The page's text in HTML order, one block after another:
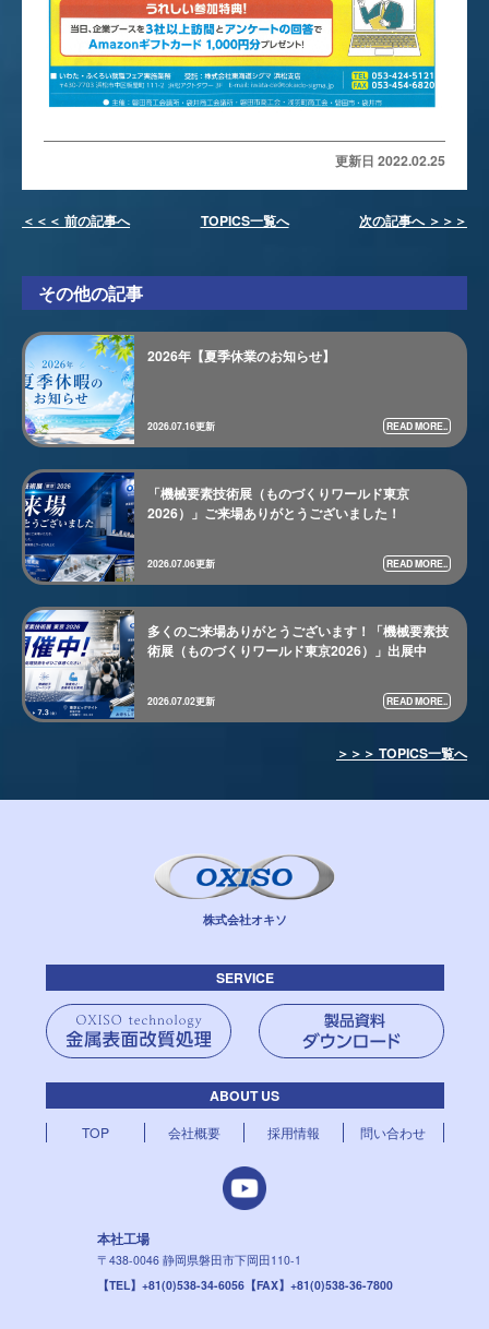
更新日 2022.02.25
＜＜＜ 前の記事へ TOPICS一覧へ 次の記事へ ＞＞＞
その他の記事
2026年【夏季休業のお知らせ】
2026.07.16更新 READ MORE..
「機械要素技術展（ものづくりワールド東京
2026）」ご来場ありがとうございました！
2026.07.06更新 READ MORE..
多くのご来場ありがとうございます！「機械要素技
術展（ものづくりワールド東京2026）」出展中
2026.07.02更新 READ MORE..
＞＞＞ TOPICS一覧へ
株式会社オキソ
SERVICE
ABOUT US
TOP 会社概要 採用情報 問い合わせ
本社工場
〒438-0046 静岡県磐田市下岡田110-1
【TEL】+81(0)538-34-6056【FAX】+81(0)538-36-7800